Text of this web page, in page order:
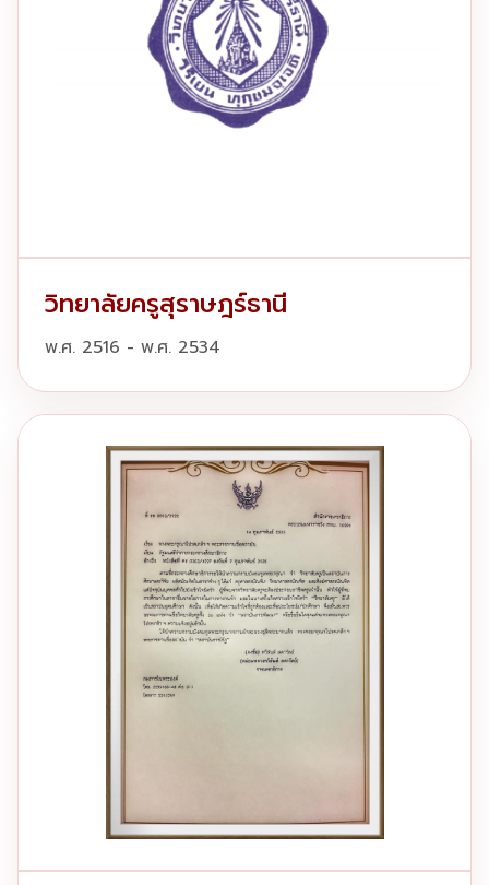
วิทยาลัยครูสุราษฎร์ธานี
พ.ศ. 2516 - พ.ศ. 2534